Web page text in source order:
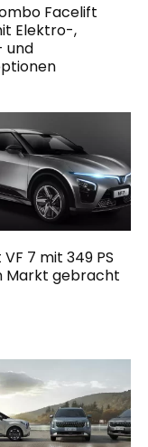
Facelift
Elektro-,
und
7 mit 349 PS
Markt gebracht